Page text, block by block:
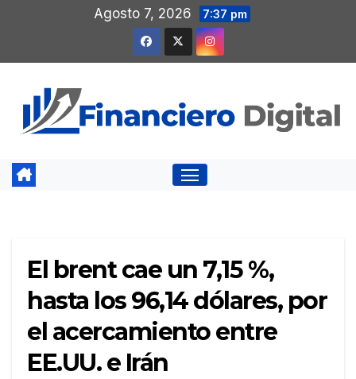
contenido
Agosto 7, 2026 7:37 pm
El brent cae un 7,15 %,
hasta los 96,14 dólares, por
el acercamiento entre
EE.UU. e Irán